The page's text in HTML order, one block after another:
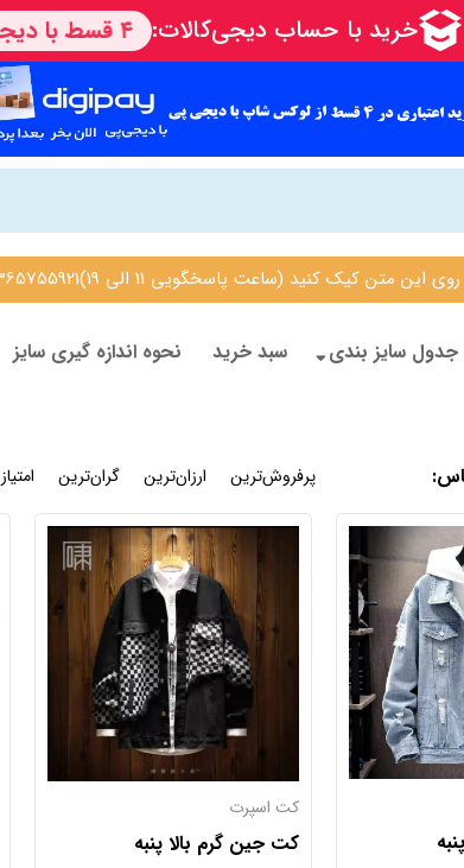
کیک کنید (ساعت پاسخگویی 11 الی 19)09365755921
جدول سایز بندی سبد خرید نحوه اندازه گیری سایز
: پرفروش‌ترین ارزان‌ترین گران‌ترین امتیاز
کت اسپرت
کت جین گرم بالا پنبه